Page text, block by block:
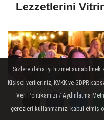
Lezzetlerini
Sizlere daha iyi hizmet sunabilmek
Kişisel verileriniz, KVKK ve GDPR
Veri Politikamızı / Aydınlatma
çerezleri kullanmamızı kabul etmiş